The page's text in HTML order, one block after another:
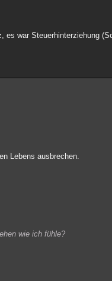
war Steuerhinterziehung
Lebens ausbrechen.
wie ich fühle?